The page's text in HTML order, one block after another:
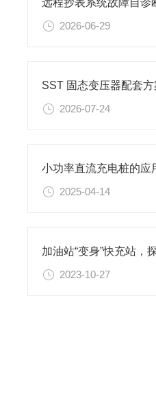
2026-06-29
2026-07-24
2025-04-14
2023-10-27